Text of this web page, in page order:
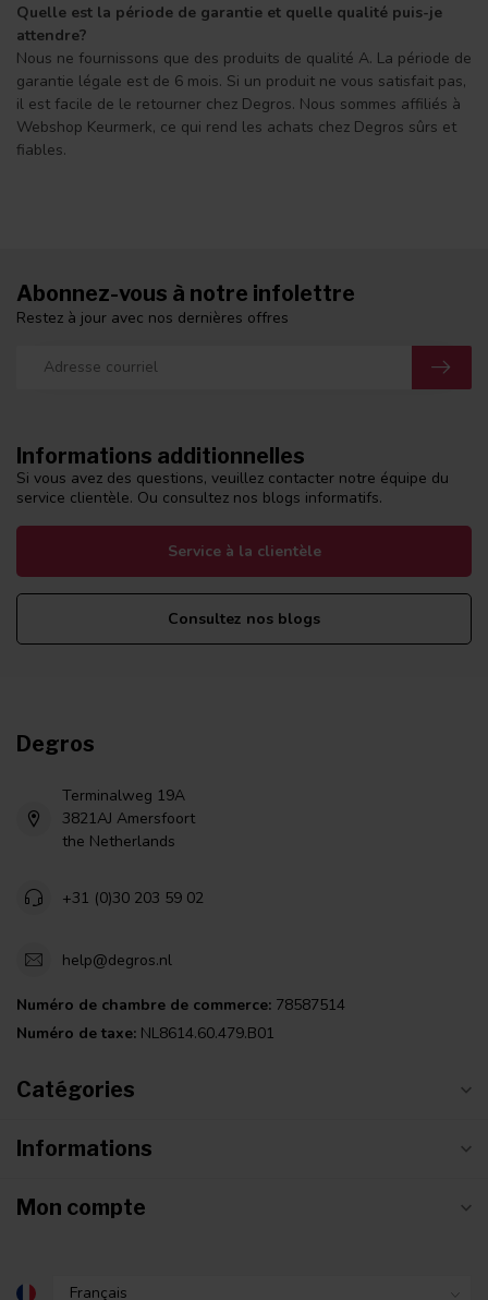
Quelle est la période de garantie et quelle qualité puis-je
attendre?
Nous ne fournissons que des produits de qualité A. La période de
garantie légale est de 6 mois. Si un produit ne vous satisfait pas,
il est facile de le retourner chez Degros. Nous sommes affiliés à
Webshop Keurmerk, ce qui rend les achats chez Degros sûrs et
fiables.
Informations additionnelles
Si vous avez des questions, veuillez contacter notre équipe du
service clientèle. Ou consultez nos blogs informatifs.
Service à la clientèle
Consultez nos blogs
Abonnez-vous à notre infolettre
Restez à jour avec nos dernières offres
Degros
Terminalweg 19A
3821AJ Amersfoort
the Netherlands
+31 (0)30 203 59 02
help@degros.nl
Numéro de chambre de commerce: 78587514
Numéro de taxe: NL8614.60.479.B01
Catégories
Informations
Mon compte